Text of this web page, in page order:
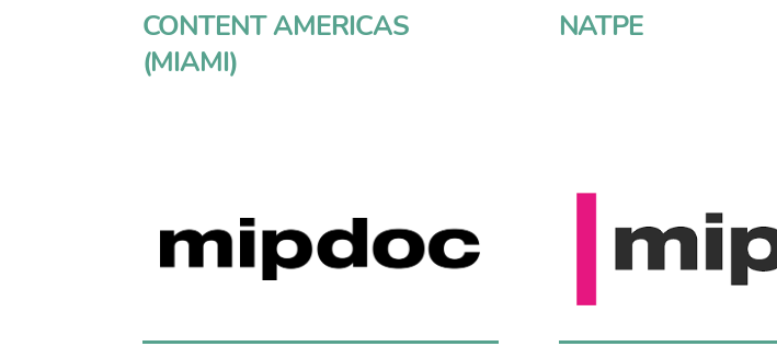
CONTENT AMERICAS
(MIAMI)
NATPE